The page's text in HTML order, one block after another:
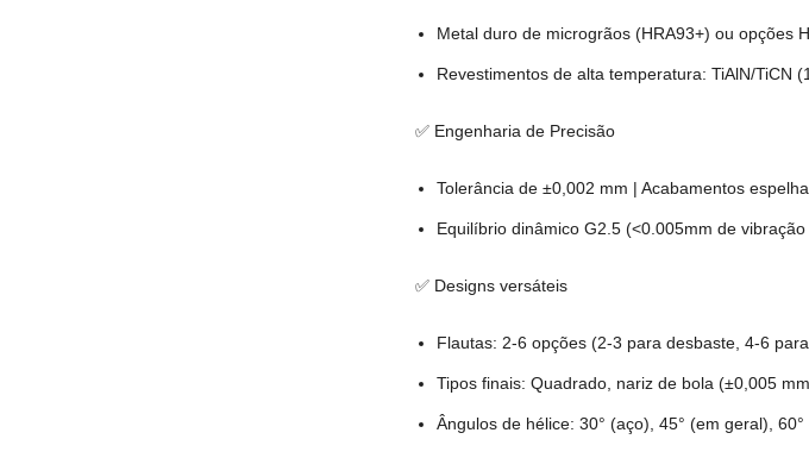
Metal duro de microgrãos (HRA93+) ou opções
Revestimentos de alta temperatura: TiAlN/TiCN
✅ Engenharia de Precisão
Tolerância de ±0,002 mm | Acabamentos
Equilíbrio dinâmico G2.5 (<0.005mm de
✅ Designs versáteis
Flautas: 2-6 opções (2-3 para desbaste, 4-6
Tipos finais: Quadrado, nariz de bola (±0,005
Ângulos de hélice: 30° (aço), 45° (em geral),